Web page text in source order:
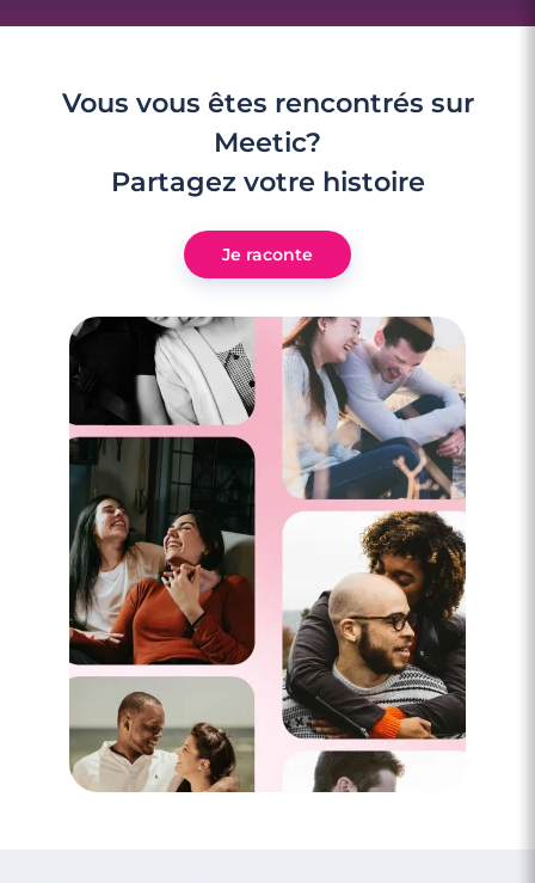
Vous vous êtes rencontrés sur
Meetic?
Partagez votre histoire
Je raconte